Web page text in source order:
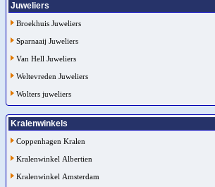
Juweliers
Broekhuis Juweliers
Sparnaaij Juweliers
Van Hell Juweliers
Weltevreden Juweliers
Wolters juweliers
Kralenwinkels
Coppenhagen Kralen
Kralenwinkel Albertien
Kralenwinkel Amsterdam